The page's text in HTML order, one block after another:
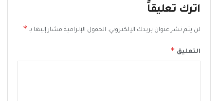
اترك تعليقاً
لن يتم نشر عنوان بريدك الإلكتروني. الحقول الإلزامية مشار إليها بـ *
التعليق *